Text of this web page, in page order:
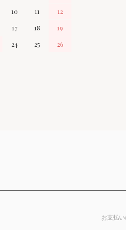
10 11
12
17 18
19
24 25
26
お支払